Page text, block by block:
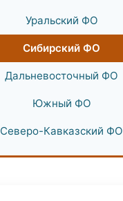
Уральский ФО
Сибирский ФО
Дальневосточный ФО
Южный ФО
Северо-Кавказский ФО